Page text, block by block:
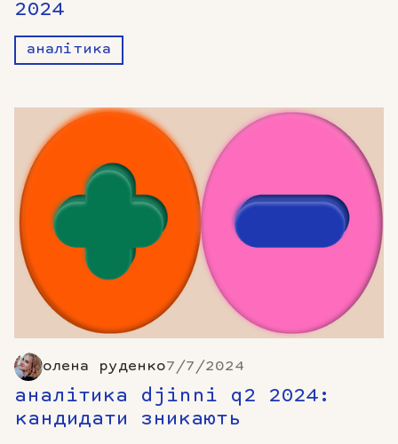
2024
аналітика
олена руденко7/7/2024
аналітика djinni q2 2024:
кандидати зникають